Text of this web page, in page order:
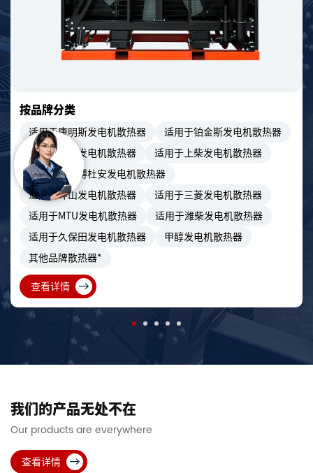
按品牌分类
适用于康明斯发电机散热器 适用于铂金斯发电机散热器
适用于玉柴发电机散热器 适用于上柴发电机散热器
适用于潍柴博杜安发电机散热器
适用于斗山发电机散热器 适用于三菱发电机散热器
适用于MTU发电机散热器 适用于潍柴发电机散热器
适用于久保田发电机散热器 甲醇发电机散热器
其他品牌散热器*
查看详情
我们的产品无处不在
Our products are everywhere
查看详情